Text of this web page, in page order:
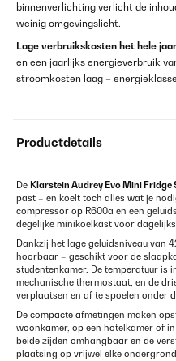
binnenverlichting verlicht de
weinig omgevingslicht.
Lage verbruikskosten het hele
en een jaarlijks energieverbruik
stroomkosten laag –
Productdetails
De Klarstein Audrey Evo Mini Fridge
past – en koelt toch alles wat je
compressor op R600a en een
degelijke minikoelkast voor
Dankzij het lage geluidsniveau van
hoorbaar – geschikt voor de
studentenkamer. De temperatuur is
mechanische thermostaat, en de
verplaatsen en af te spoelen onder
De compacte afmetingen maken
woonkamer, op een hotelkamer of
beide zijden omhangbaar en de
plaatsing op vrijwel elke